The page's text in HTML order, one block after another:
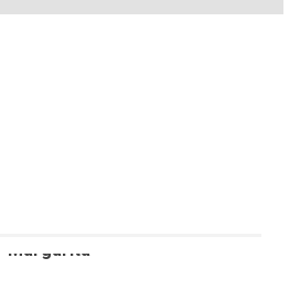
adultos mayores